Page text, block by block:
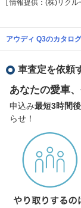
[ 情報提供：(株)リクル
アウディ Q3のカタロ
車査定を依頼
あなたの愛車
申込み最短3時間後
らせ！